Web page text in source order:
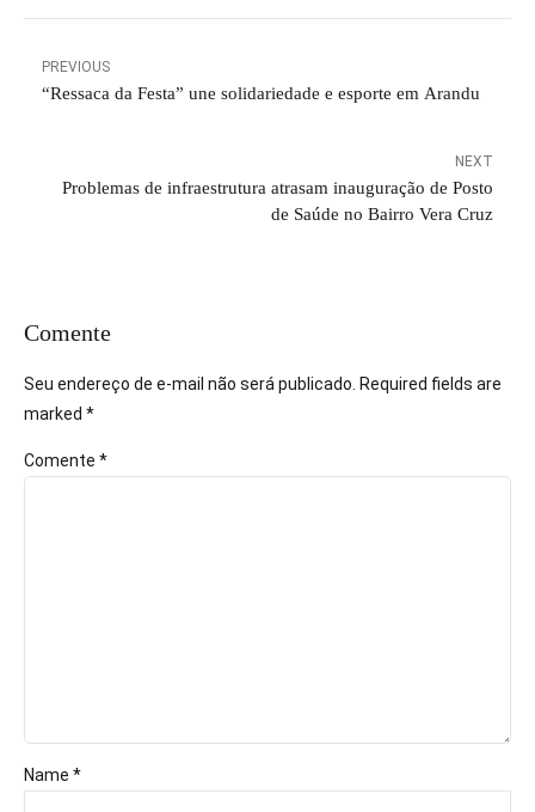
PREVIOUS
“Ressaca da Festa” une solidariedade e esporte em Arandu
NEXT
Problemas de infraestrutura atrasam inauguração de Posto
de Saúde no Bairro Vera Cruz
Comente
Seu endereço de e-mail não será publicado. Required fields are
marked *
Comente *
Name *